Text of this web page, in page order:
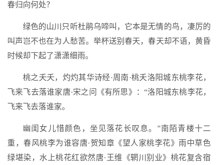
春归向何处？
绿色的山川只听杜鹃乌啼叫，它本是无情的鸟，凄厉的
叫声岂不也在为人愁苦。举杯送别春天，春天却不语，黄昏
时候却下起了潇潇细雨。
桃之夭夭，灼灼其华诗经·周南·桃夭洛阳城东桃李花，
飞来飞去落谁家唐·宋之问《有所思》：“洛阳城东桃李花，
飞来飞去落谁家。
幽闺女儿惜颜色，坐见落花长叹息。”南陌青楼十二
重，春风桃李为谁容唐·贺知章《望人家桃李花》雨中草色
绿堪染，水上桃花红欲然唐·王维《辋川别业》桃花复含宿